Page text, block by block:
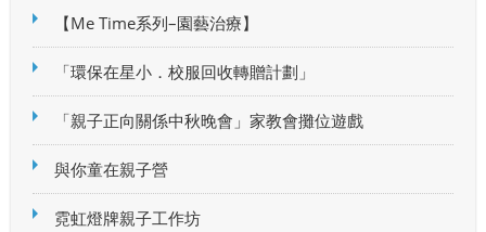
【Me Time系列–園藝治療】
「環保在星小．校服回收轉贈計劃」
「親子正向關係中秋晚會」家教會攤位遊戲
與你童在親子營
霓虹燈牌親子工作坊